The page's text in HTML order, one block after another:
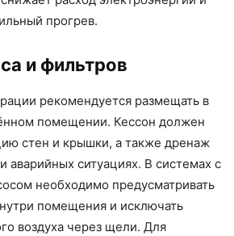
прогрев.
и фильтров
рекомендуется размещать в
помещении. Кессон должен
стен и крышки, а также дренаж
аварийных ситуациях. В системах с
необходимо предусматривать
помещения и исключать
воздуха через щели. Для